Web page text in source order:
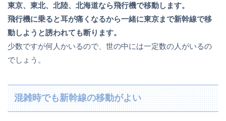
東京、東北、北陸、北海道なら飛行機で移動します。
飛行機に乗ると耳が痛くなるから一緒に東京まで新幹線で移
動しようと誘われても断ります。
少数ですが何人かいるので、世の中には一定数の人がいるの
でしょう。
混雑時でも新幹線の移動がよい